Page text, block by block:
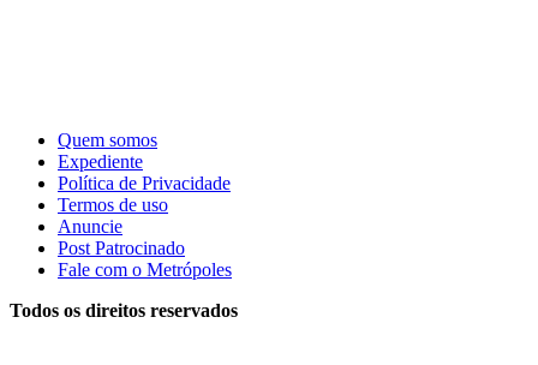
Quem somos
Expediente
Política de Privacidade
Termos de uso
Anuncie
Post Patrocinado
Fale com o Metrópoles
Todos os direitos reservados